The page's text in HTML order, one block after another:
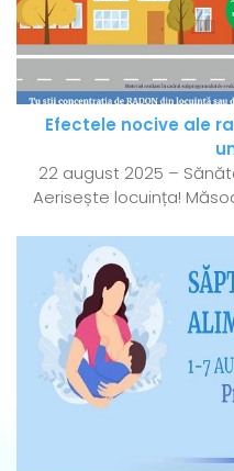
Efectele nocive ale
22 august 2025 –
Aerisește locuința!